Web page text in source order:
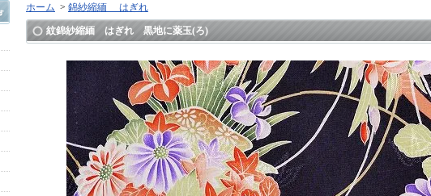
ホーム > 錦紗縮緬 はぎれ
紋錦紗縮緬 はぎれ 黒地に薬玉(ろ)